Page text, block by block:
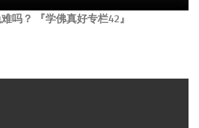
吗？ 『学佛真好专栏42』